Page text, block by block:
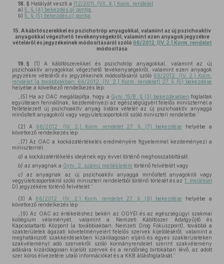
18. § Hatályát veszti a 112/2011. (VII. 4.) Korm. rendelet
a) 5. § (4) bekezdés a) pontja
b) 5. § (5) bekezdés c) pontja
15. A kábítószerekkel és pszichotróp anyagokkal, valamint az új pszichoaktív
anyagokkal végezhető tevékenységekről, valamint ezen anyagok jegyzékre
vételéről és jegyzékeinek módosításáról szóló 66/2012. (IV. 2.) Korm. rendelet
módosítása
19. § (1) A kábítószerekkel és pszichotróp anyagokkal, valamint az új
pszichoaktív anyagokkal végezhető tevékenységekről, valamint ezen anyagok
jegyzékre vételéről és jegyzékeinek módosításáról szóló 66/2012. (IV. 2.) Korm.
rendelet [a továbbiakban: 66/2012. (IV. 2.) Korm. rendelet] 27. § (5) bekezdése
helyébe a következő rendelkezés lép:
„(5) Ha az OAC megállapítja, hogy a Gytv. 15/B. § (3) bekezdésében foglaltak
együttesen fennállnak, kezdeményezi az egészségügyért felelős miniszternél a
feltételezett új pszichoaktív anyag listára vételét az új pszichoaktív anyaggá
minősített anyagokról vagy vegyületcsoportokról szóló miniszteri rendeletbe.”
(2) A 66/2012. (IV. 2.) Korm. rendelet 27. § (7) bekezdése helyébe a
következő rendelkezés lép:
„(7) Az OAC a kockázatértékelés eredményére figyelemmel kezdeményezi a
miniszternél
a) a kockázatértékelés idejének egy évvel történő meghosszabbítását,
b) az anyagnak a Gytv. 2. számú mellékletére történő felvételét vagy
c) az anyagnak az új pszichoaktív anyaggá minősített anyagokról vagy
vegyületcsoportokról szóló miniszteri rendeletből történő törlését és az 1. melléklet
D) jegyzékére történő felvételét.”
(3) A 66/2012. (IV. 2.) Korm. rendelet 27. § (9) bekezdése helyébe a
következő rendelkezés lép:
„(9) Az OAC az értékeléshez bekéri az OGYÉI és az egészségügyi szakmai
kollégium véleményét, valamint a Nemzeti Kábítószer Adatgyűjtő és
Kapcsolattartó Központ (a továbbiakban: Nemzeti Drog Fókuszpont), továbbá a
szakterületek ágazati követelményeiért felelős szervek kijelöléséről, valamint a
meghatározott szakkérdésekben kizárólagosan eljáró és egyes szakterületeken
szakvéleményt adó szervekről szóló kormányrendelet szerint szakvélemény
adására kizárólagosan kijelölt szervek és a rendőrség birtokában lévő, az adott
szer kóros élvezetére utaló információkat és a KKB állásfoglalását.”